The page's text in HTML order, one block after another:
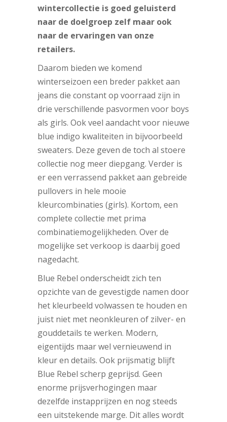
wintercollectie is goed geluisterd
naar de doelgroep zelf maar ook
naar de ervaringen van onze
retailers.
Daarom bieden we komend
winterseizoen een breder pakket aan
jeans die constant op voorraad zijn in
drie verschillende pasvormen voor boys
als girls. Ook veel aandacht voor nieuwe
blue indigo kwaliteiten in bijvoorbeeld
sweaters. Deze geven de toch al stoere
collectie nog meer diepgang. Verder is
er een verrassend pakket aan gebreide
pullovers in hele mooie
kleurcombinaties (girls). Kortom, een
complete collectie met prima
combinatiemogelijkheden. Over de
mogelijke set verkoop is daarbij goed
nagedacht.
Blue Rebel onderscheidt zich ten
opzichte van de gevestigde namen door
het kleurbeeld volwassen te houden en
juist niet met neonkleuren of zilver- en
gouddetails te werken. Modern,
eigentijds maar wel vernieuwend in
kleur en details. Ook prijsmatig blijft
Blue Rebel scherp geprijsd. Geen
enorme prijsverhogingen maar
dezelfde instapprijzen en nog steeds
een uitstekende marge. Dit alles wordt